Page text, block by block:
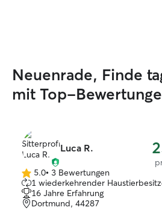
Neuenrade, Finde
mit Top-
Luca R.
5.0
von
5
Sternen
5.0• 3 Bewertungen
1 wiederkehrender
16 Jahre Erfahrung
Dortmund, 44287